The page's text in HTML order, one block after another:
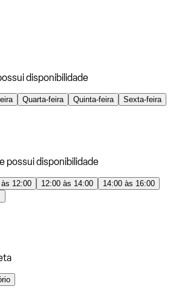
disponibilidade
Quarta-feira Quinta-feira
Sexta-feira
possui disponibilidade
12:00 12:00 às 14:00
14:00 às 16:00